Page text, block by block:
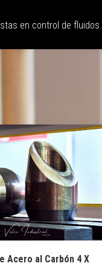
en control de fluidos.
Acero al Carbón 4 X